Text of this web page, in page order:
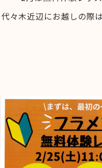
代々木近辺にお越しの際